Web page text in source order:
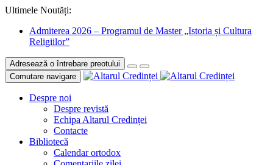
Ultimele Noutăți:
Admiterea 2026 – Programul de Master „Istoria și Cultura
Religiilor”
Adresează o întrebare preotului
Comutare navigare
Despre noi
Despre revistă
Echipa Altarul Credinței
Contacte
Bibliotecă
Calendar ortodox